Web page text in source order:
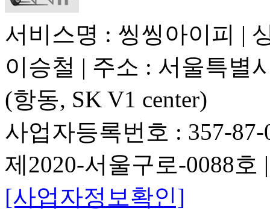
서비스명 : 씽씽아이피 |
이승철 | 주소 : 서울특별
(항동, SK V1 center)
사업자등록번호 : 357-
제2020-서울구로-0088
[사업자정보확인]